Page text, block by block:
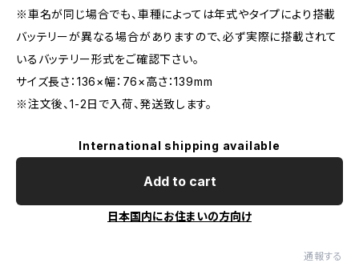
※車名が同じ場合でも、車種によっては年式やタイプにより搭載
バッテリーが異なる場合がありますので、必ず実際に搭載されて
いるバッテリー形式をご確認下さい。
サイズ長さ：136×幅：76×高さ：139mm
※注文後、1-2日で入荷、発送致します。
International shipping available
Add to cart
日本国内にお住まいの方向け
通報する